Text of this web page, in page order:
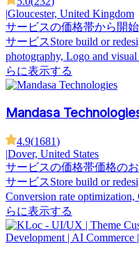
|Gloucester, United Kingdom
サービスの価格帯から開
サービスStore build or
photography, Logo and
らに表示する
Mandasa
4.9(1681)
|Dover, United States
サービスの価格帯価格の
サービスStore build or
Conversion rate optimization,
らに表示する